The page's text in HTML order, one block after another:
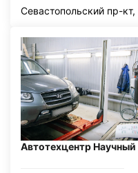
Севастопольский пр-
Автотехцентр Научный